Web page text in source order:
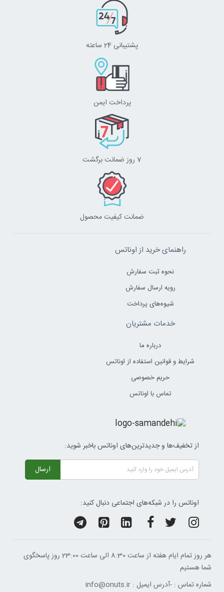
پشتیبانی 24 ساعته
پرداخت ایمن
7 روز ضمانت برگشت
ضمانت کیفیت محصول
راهنمای خرید از اوناتس
نحوه ثبت سفارش
رویه ارسال سفارش
شیوه‌های پرداخت
خدمات مشتریان
درباره ما
شرایط و قوانین استفاده از اوناتس
حریم خصوصی
تماس با اوناتس
از تخفیف‌ها و جدیدترین‌های اوناتس باخبر شوید:
ارسال
اوناتس را در شبکه‌های اجتماعی دنبال کنید:
هر روز تمام ایام هفته از ساعت 8:30 الی ساعت 23:00 ‌روز پاسخگوی
شما هستیم
شماره تماس : -آدرس ایمیل : info@onuts.ir